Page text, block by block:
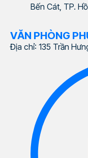
Bến Cát, TP.
VĂN PHÒNG
Địa chỉ: 135 Trần